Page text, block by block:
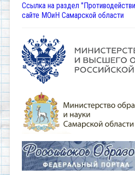
Ссылка на раздел
сайте МОиН Самарской области